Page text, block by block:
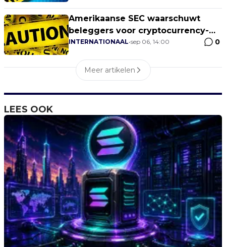
Amerikaanse SEC waarschuwt
beleggers voor cryptocurrency-
scams
INTERNATIONAAL•sep 06, 14:00 0
Meer artikelen
LEES OOK